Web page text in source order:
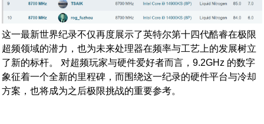
这一最新世界纪录不仅再度展示了英特尔第十四代酷睿在极限
超频领域的潜力，也为未来处理器在频率与工艺上的发展树立
了新的标杆。 对超频玩家与硬件爱好者而言，9.2GHz 的数字
象征着一个全新的里程碑，而围绕这一纪录的硬件平台与冷却
方案，也将成为之后极限挑战的重要参考。